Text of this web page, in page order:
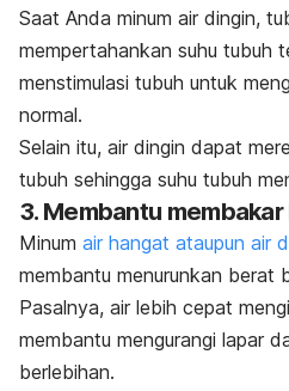
Saat Anda minum air dingin,
mempertahankan suhu tubuh
menstimulasi tubuh untuk
normal.
Selain itu, air dingin dapat
tubuh sehingga suhu tubuh
3. Membantu
Minum air hangat ataupun air
membantu menurunkan berat
Pasalnya, air lebih cepat
membantu mengurangi lapar
berlebihan.